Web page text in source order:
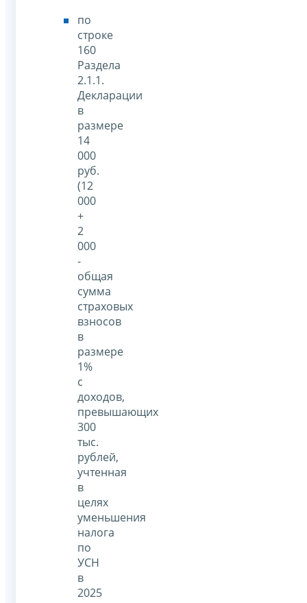
по
строке
160
Раздела
2.1.1.
Декларации
в
размере
14
000
руб.
(12
000
+
2
000
-
общая
сумма
страховых
взносов
в
размере
1%
с
доходов,
превышающих
300
тыс.
рублей,
учтенная
в
целях
уменьшения
налога
по
УСН
в
2025